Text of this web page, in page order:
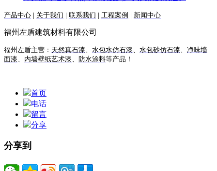
产品中心 关于我们 联系我们 工程案例 新闻中心
福州左盾建筑材料有限公司
福州左盾主营： 天然真石漆、 水包水仿石漆、 水包砂仿石漆、 净味墙
面漆、 内墙壁纸艺术漆、 防水涂料等产品！
首页
电话
留言
分享
分享到